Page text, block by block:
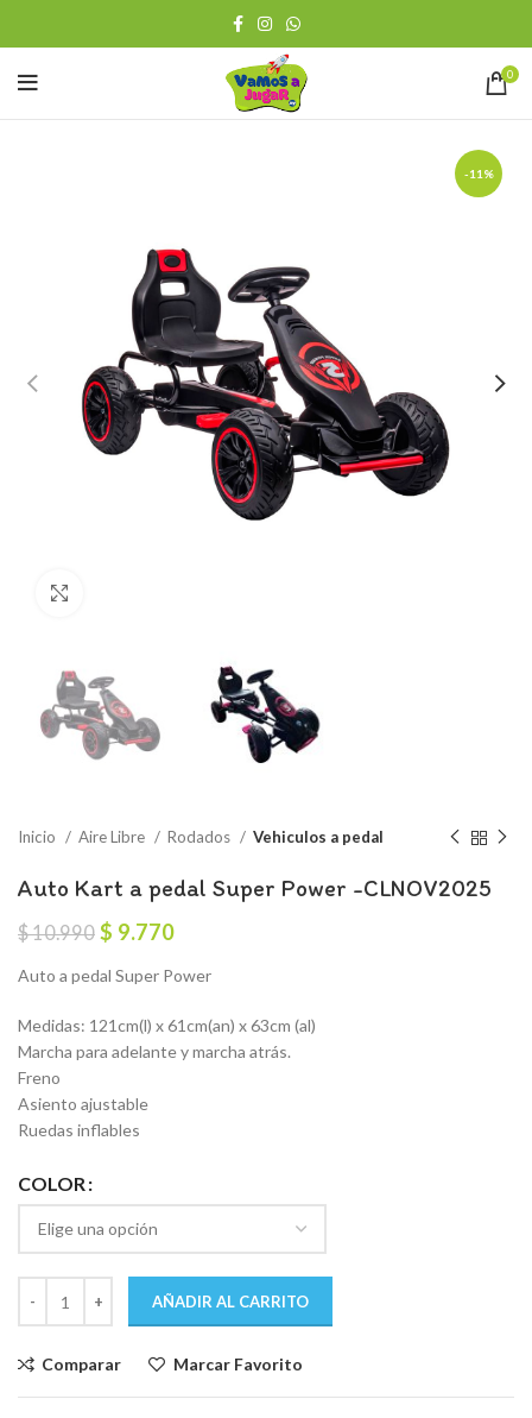
0
-11%
Inicio Aire Libre Rodados Vehiculos a pedal
Auto Kart a pedal Super Power -CLNOV2025
$10.990 El
original
$ 10.990.
$ 9.770El
actual
$ 9.770.
Auto a pedal Super Power
Medidas: 121cm(l) x 61cm(an) x 63cm (al)
Marcha para adelante y marcha atrás.
Freno
Asiento ajustable
Ruedas inflables
COLOR
AÑADIR AL CARRITO
Comparar Marcar Favorito